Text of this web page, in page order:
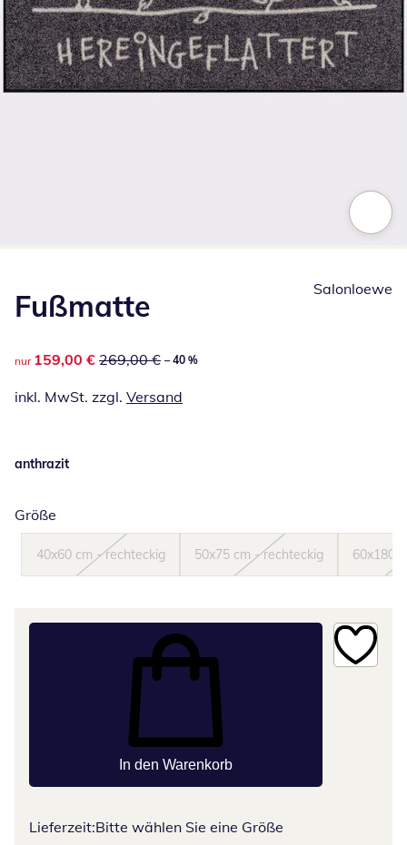
Fußmatte
reduzierter Preis 159,00 €, vorheriger Preis: 269,00 €
nur 159,00 € 269,00 € – 40 %
inkl. MwSt. zzgl. Versand
Salonloewe
anthrazit
Größe
40x60 cm - rechteckig 50x75 cm - rechteckig 60x180
In den Warenkorb
Lieferzeit:Bitte wählen Sie eine Größe